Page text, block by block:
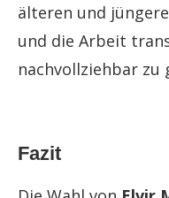
älteren und
und die Arbeit
nachvollziehbar zu
Fazit